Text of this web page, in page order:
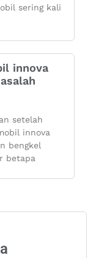
sering kali
innova
setelah
innova
bengkel
betapa